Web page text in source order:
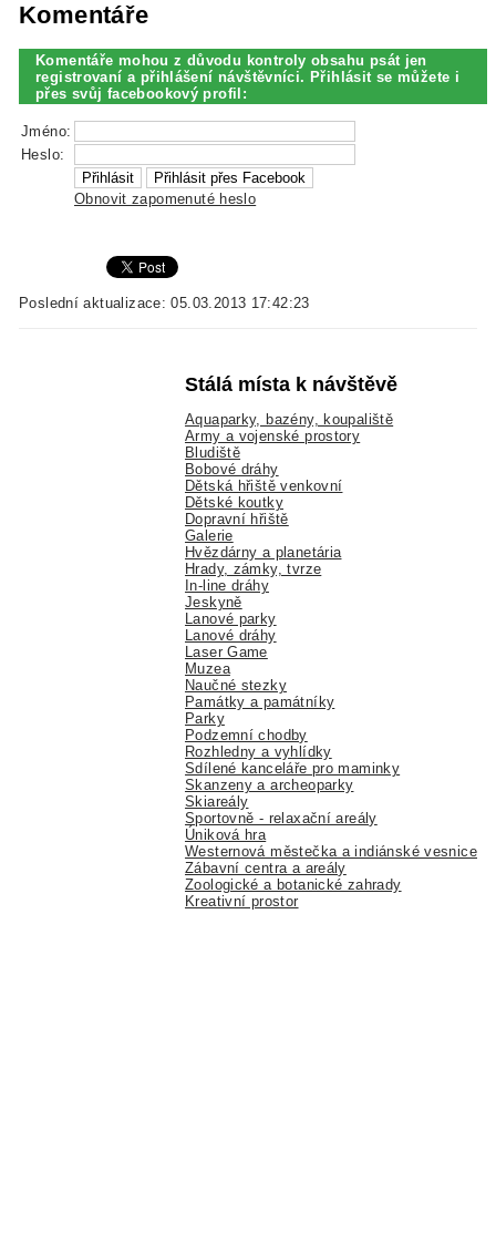
Komentáře
Komentáře mohou z důvodu kontroly obsahu psát jen
registrovaní a přihlášení návštěvníci. Přihlásit se můžete i
přes svůj facebookový profil:
Jméno:
Heslo:
Obnovit zapomenuté heslo
Poslední aktualizace: 05.03.2013 17:42:23
Stálá místa k návštěvě
Aquaparky, bazény, koupaliště
Army a vojenské prostory
Bludiště
Bobové dráhy
Dětská hřiště venkovní
Dětské koutky
Dopravní hřiště
Galerie
Hvězdárny a planetária
Hrady, zámky, tvrze
In-line dráhy
Jeskyně
Lanové parky
Lanové dráhy
Laser Game
Muzea
Naučné stezky
Památky a památníky
Parky
Podzemní chodby
Rozhledny a vyhlídky
Sdílené kanceláře pro maminky
Skanzeny a archeoparky
Skiareály
Sportovně - relaxační areály
Úniková hra
Westernová městečka a indiánské vesnice
Zábavní centra a areály
Zoologické a botanické zahrady
Kreativní prostor